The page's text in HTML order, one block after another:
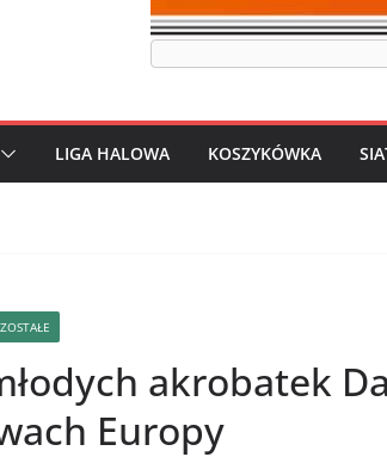
LIGA HALOWA KOSZYKÓWKA
akrobatek
Europy